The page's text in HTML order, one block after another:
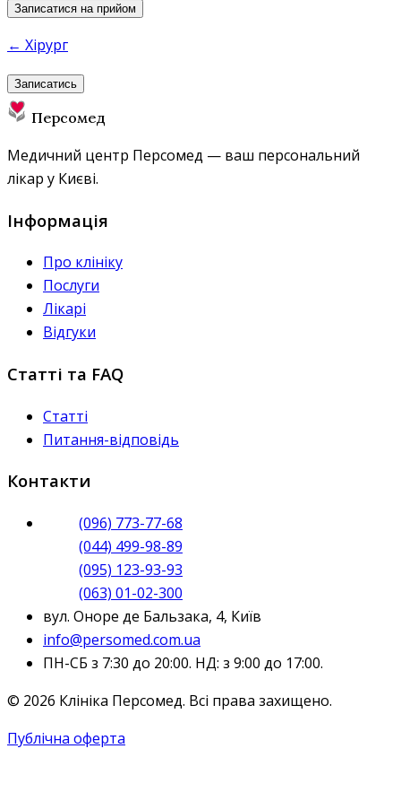
Записатися на прийом
← Хірург
Записатись
Персомед
Медичний центр Персомед — ваш персональний
лікар у Києві.
Інформація
Про клініку
Послуги
Лікарі
Відгуки
Статті та FAQ
Статті
Питання-відповідь
Контакти
(096) 773-77-68
(044) 499-98-89
(095) 123-93-93
(063) 01-02-300
вул. Оноре де Бальзака, 4, Київ
info@persomed.com.ua
ПН-СБ з 7:30 до 20:00. НД: з 9:00 до 17:00.
© 2026 Клініка Персомед. Всі права захищено.
Публічна оферта